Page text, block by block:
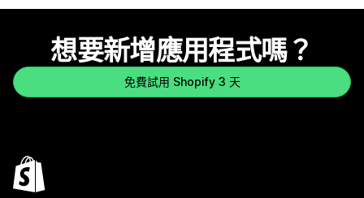
想要新增應用程式嗎？
免費試用 Shopify 3 天